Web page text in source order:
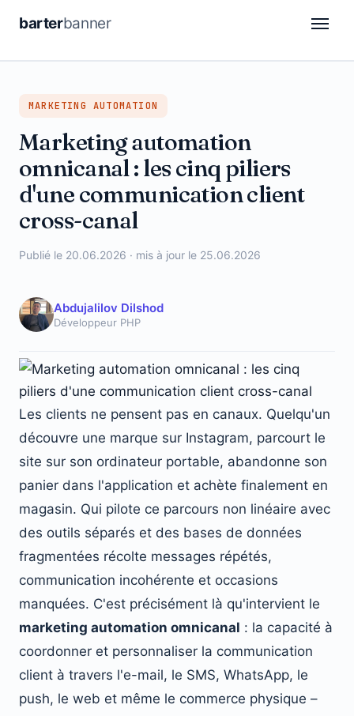
barterbanner
DSP
Attribution
Automation
Retail Media
Analytics
DE FR
MARKETING AUTOMATION
Marketing automation
omnicanal : les cinq piliers
d'une communication client
cross-canal
Publié le 20.06.2026 · mis à jour le 25.06.2026
Abdujalilov Dilshod
Développeur PHP
Les clients ne pensent pas en canaux. Quelqu'un
découvre une marque sur Instagram, parcourt le
site sur son ordinateur portable, abandonne son
panier dans l'application et achète finalement en
magasin. Qui pilote ce parcours non linéaire avec
des outils séparés et des bases de données
fragmentées récolte messages répétés,
communication incohérente et occasions
manquées. C'est précisément là qu'intervient le
marketing automation omnicanal : la capacité à
coordonner et personnaliser la communication
client à travers l'e-mail, le SMS, WhatsApp, le
push, le web et même le commerce physique –